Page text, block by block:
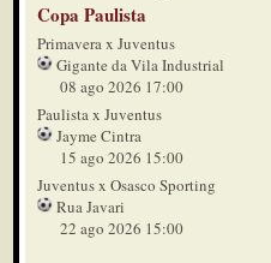
Copa Paulista
Primavera x Juventus
Gigante da Vila Industrial
08 ago 2026 17:00
Paulista x Juventus
Jayme Cintra
15 ago 2026 15:00
Juventus x Osasco Sporting
Rua Javari
22 ago 2026 15:00